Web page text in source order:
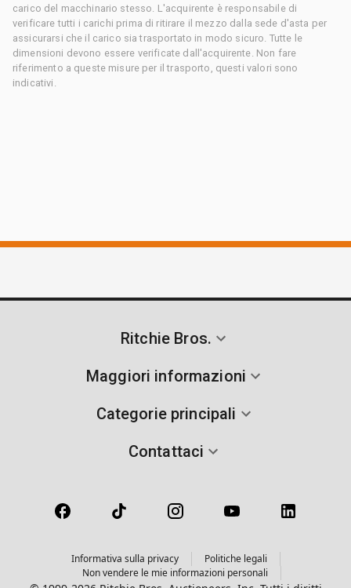
carico del macchinario stesso. L'acquirente è responsabile di
verificare tutti i carichi prima di ritirare il mezzo dalla sede d'asta per
assicurarsi che il carico sia trasportato in modo sicuro. Tutte le
dimensioni devono essere verificate dall'acquirente. Non fare
riferimento a queste misure per il trasporto, questi valori sono
indicativi.
Ritchie Bros.
Maggiori informazioni
Categorie principali
Contattaci
Informativa sulla privacy
Politiche legali
Non vendere le mie informazioni personali